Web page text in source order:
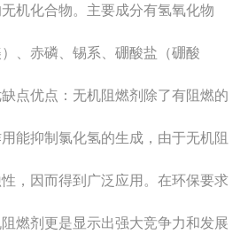
机化合物。主要成分有氢氧化物
）、赤磷、锡系、硼酸盐（硼酸
点优点：无机阻燃剂除了有阻燃的
能抑制氯化氢的生成，由于无机阻
，因而得到广泛应用。在环保要求
燃剂更是显示出强大竞争力和发展